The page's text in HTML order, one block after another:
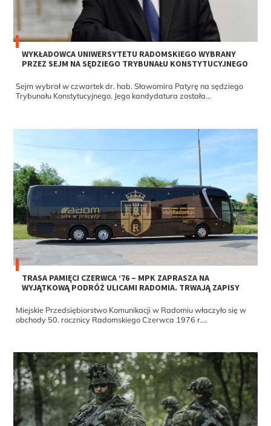
WYKŁADOWCA UNIWERSYTETU RADOMSKIEGO WYBRANY
PRZEZ SEJM NA SĘDZIEGO TRYBUNAŁU KONSTYTUCYJNEGO
Sejm wybrał w czwartek dr. hab. Sławomira Patyrę na sędziego
Trybunału Konstytucyjnego. Jego kandydatura została...
TRASA PAMIĘCI CZERWCA ‘76 – MPK ZAPRASZA NA
WYJĄTKOWĄ PODRÓŻ ULICAMI RADOMIA. TRWAJĄ ZAPISY
Miejskie Przedsiębiorstwo Komunikacji w Radomiu właczyło się w
obchody 50. rocznicy Radomskiego Czerwca 1976 r....